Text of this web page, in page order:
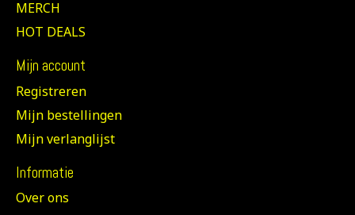
MERCH
HOT DEALS
Mijn account
Registreren
Mijn bestellingen
Mijn verlanglijst
Informatie
Over ons